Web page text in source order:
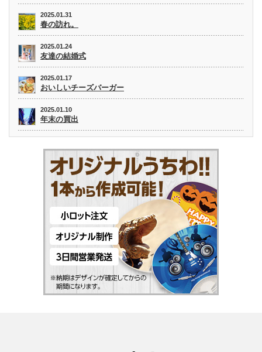
2025.01.31
春の訪れ。
2025.01.24
友達の結婚式
2025.01.17
おいしいチーズバーガー
2025.01.10
年末の買出